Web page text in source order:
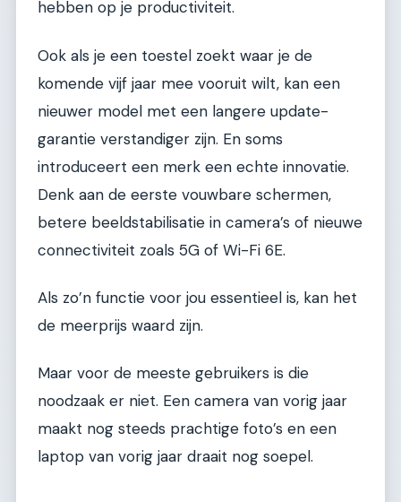
hebben op je productiviteit.
Ook als je een toestel zoekt waar je de
komende vijf jaar mee vooruit wilt, kan een
nieuwer model met een langere update-
garantie verstandiger zijn. En soms
introduceert een merk een echte innovatie.
Denk aan de eerste vouwbare schermen,
betere beeldstabilisatie in camera’s of nieuwe
connectiviteit zoals 5G of Wi-Fi 6E.
Als zo’n functie voor jou essentieel is, kan het
de meerprijs waard zijn.
Maar voor de meeste gebruikers is die
noodzaak er niet. Een camera van vorig jaar
maakt nog steeds prachtige foto’s en een
laptop van vorig jaar draait nog soepel.